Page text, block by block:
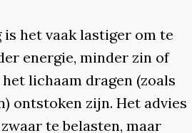
het vaak lastiger om te
energie, minder zin of
lichaam dragen (zoals
ontstoken zijn. Het advies
te belasten, maar